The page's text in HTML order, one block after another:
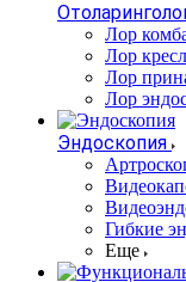
Лор
Лор
Лор
Лор
Эндоскопия
Гибкие
Еще